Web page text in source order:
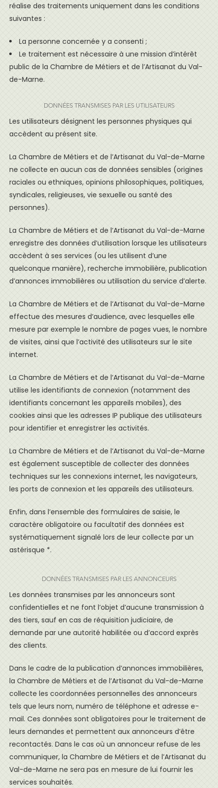
réalise des traitements uniquement dans les conditions
suivantes :
La personne concernée y a consenti ;
Le traitement est nécessaire à une mission d’intérêt
public de la Chambre de Métiers et de l’Artisanat du Val-
de-Marne.
DONNÉES TRANSMISES PAR LES UTILISATEURS
Les utilisateurs désignent les personnes physiques qui
accèdent au présent site.
La Chambre de Métiers et de l’Artisanat du Val-de-Marne
ne collecte en aucun cas de données sensibles (origines
raciales ou ethniques, opinions philosophiques, politiques,
syndicales, religieuses, vie sexuelle ou santé des
personnes).
La Chambre de Métiers et de l’Artisanat du Val-de-Marne
enregistre des données d’utilisation lorsque les utilisateurs
accèdent à ses services (ou les utilisent d’une
quelconque manière), recherche immobilière, publication
d’annonces immobilières ou utilisation du service d’alerte.
La Chambre de Métiers et de l’Artisanat du Val-de-Marne
effectue des mesures d’audience, avec lesquelles elle
mesure par exemple le nombre de pages vues, le nombre
de visites, ainsi que l’activité des utilisateurs sur le site
internet.
La Chambre de Métiers et de l’Artisanat du Val-de-Marne
utilise les identifiants de connexion (notamment des
identifiants concernant les appareils mobiles), des
cookies ainsi que les adresses IP publique des utilisateurs
pour identifier et enregistrer les activités.
La Chambre de Métiers et de l’Artisanat du Val-de-Marne
est également susceptible de collecter des données
techniques sur les connexions internet, les navigateurs,
les ports de connexion et les appareils des utilisateurs.
Enfin, dans l’ensemble des formulaires de saisie, le
caractère obligatoire ou facultatif des données est
systématiquement signalé lors de leur collecte par un
astérisque *.
DONNÉES TRANSMISES PAR LES ANNONCEURS
Les données transmises par les annonceurs sont
confidentielles et ne font l’objet d’aucune transmission à
des tiers, sauf en cas de réquisition judiciaire, de
demande par une autorité habilitée ou d’accord exprès
des clients.
Dans le cadre de la publication d’annonces immobilières,
la Chambre de Métiers et de l’Artisanat du Val-de-Marne
collecte les coordonnées personnelles des annonceurs
tels que leurs nom, numéro de téléphone et adresse e-
mail. Ces données sont obligatoires pour le traitement de
leurs demandes et permettent aux annonceurs d’être
recontactés. Dans le cas où un annonceur refuse de les
communiquer, la Chambre de Métiers et de l’Artisanat du
Val-de-Marne ne sera pas en mesure de lui fournir les
services souhaités.